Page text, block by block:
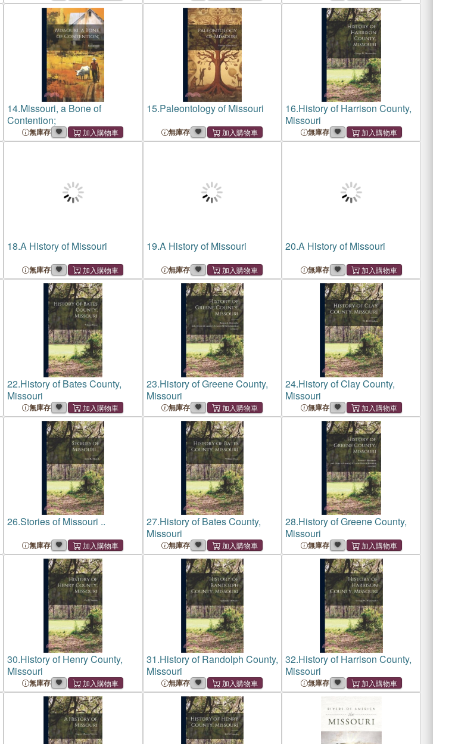
14.Missouri, a Bone of
Contention;
無庫存
15.Paleontology of Missouri
無庫存
16.History of Harrison County,
Missouri
無庫存
18.A History of Missouri
無庫存
19.A History of Missouri
無庫存
20.A History of Missouri
無庫存
22.History of Bates County,
Missouri
無庫存
23.History of Greene County,
Missouri
無庫存
24.History of Clay County,
Missouri
無庫存
26.Stories of Missouri ..
無庫存
27.History of Bates County,
Missouri
無庫存
28.History of Greene County,
Missouri
無庫存
30.History of Henry County,
Missouri
無庫存
31.History of Randolph County,
Missouri
無庫存
32.History of Harrison County,
Missouri
無庫存